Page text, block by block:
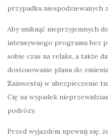
przypadku niespodziewanych
Aby uniknąć nieprzyjemnych
intensywnego programu bez
sobie czas na relaks, a także
dostosowanie planu do
Zainwestuj w ubezpieczenie
Cię na wypadek
podróży.
Przed wyjazdem upewnij się,